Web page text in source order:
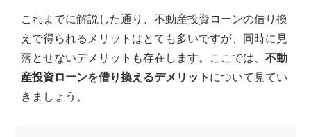
これまでに解説した通り、不動産投資ローンの借り換
えで得られるメリットはとても多いですが、同時に見
落とせないデメリットも存在します。ここでは、不動
産投資ローンを借り換えるデメリット について見てい
きましょう。